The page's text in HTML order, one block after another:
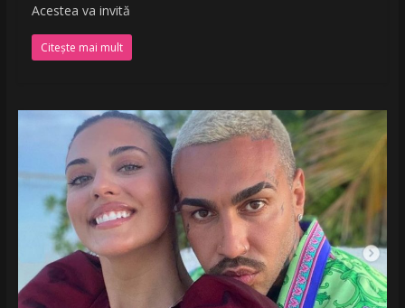
Acestea va invită
Citește mai mult